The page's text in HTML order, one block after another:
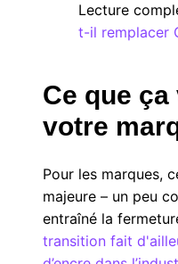
Lecture
t-il remplacer
Ce que
votre
Pour les marques,
majeure – un peu
entraîné la
transition fait